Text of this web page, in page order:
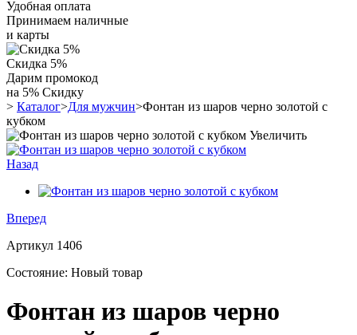
Удобная оплата
Принимаем наличные
и карты
Скидка 5%
Дарим промокод
на 5% Скидку
> Каталог>Для мужчин>Фонтан из шаров черно золотой с
кубком
Увеличить
Назад
Вперед
Артикул 1406
Состояние: Новый товар
Фонтан из шаров черно